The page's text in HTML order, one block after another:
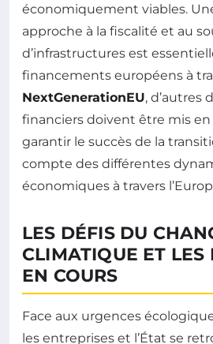
économiquement viables.
approche à la fiscalité et au
d’infrastructures est
financements européens à
NextGenerationEU, d’autres
financiers doivent être mis
garantir le succès de la
compte des différentes
économiques à travers
LES DÉFIS DU
CLIMATIQUE ET LES
EN COURS
Face aux urgences
les entreprises et l’État se